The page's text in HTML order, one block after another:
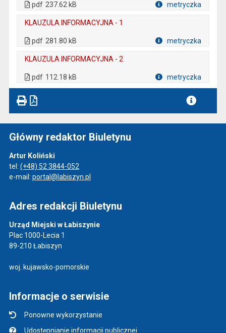
pdf 237.62 kB metryczka
KLAUZULA INFORMACYJNA - 1
pdf 281.80 kB metryczka
KLAUZULA INFORMACYJNA - 2
pdf 112.18 kB metryczka
Główny redaktor Biuletynu
Artur Koliński
tel: (+48) 52 3844-052
e-mail: portal@labiszyn.pl
Adres redakcji Biuletynu
Urząd Miejski w Łabiszynie
Plac 1000-Lecia 1
89-210 Łabiszyn
woj. kujawsko-pomorskie
Informacje o serwisie
Ponowne wykorzystanie
Udostępnianie informacji publicznej